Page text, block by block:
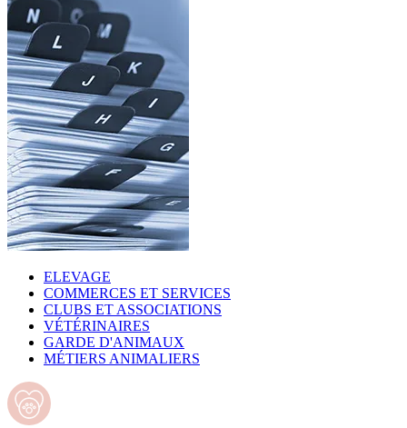
ELEVAGE
COMMERCES ET SERVICES
CLUBS ET ASSOCIATIONS
VÉTÉRINAIRES
GARDE D'ANIMAUX
MÉTIERS ANIMALIERS